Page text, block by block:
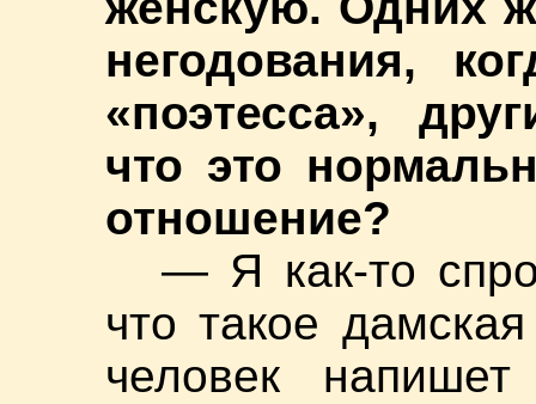
негодования,
«поэтесса»,
что это
отношение?
— Я как-то
что такое
человек